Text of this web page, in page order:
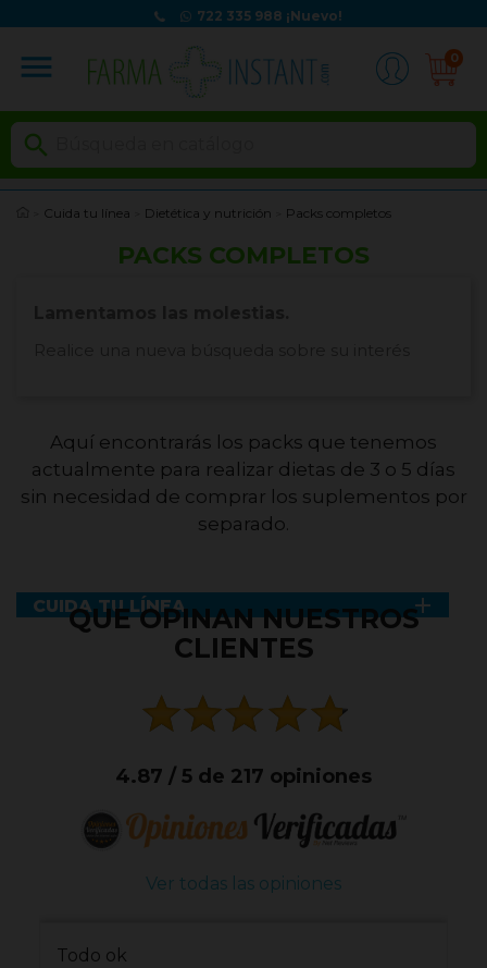
722 335 988 ¡Nuevo!
menu 0

Cuida tu línea Dietética y nutrición Packs completos
CUIDA TU LÍNEA 
PACKS COMPLETOS
Aquí encontrarás los packs que tenemos
actualmente para realizar dietas de 3 o 5 días
sin necesidad de comprar los suplementos por
separado.
QUE OPINAN NUESTROS
CLIENTES
4.87 / 5 de 217 opiniones
Ver todas las opiniones
Todo ok